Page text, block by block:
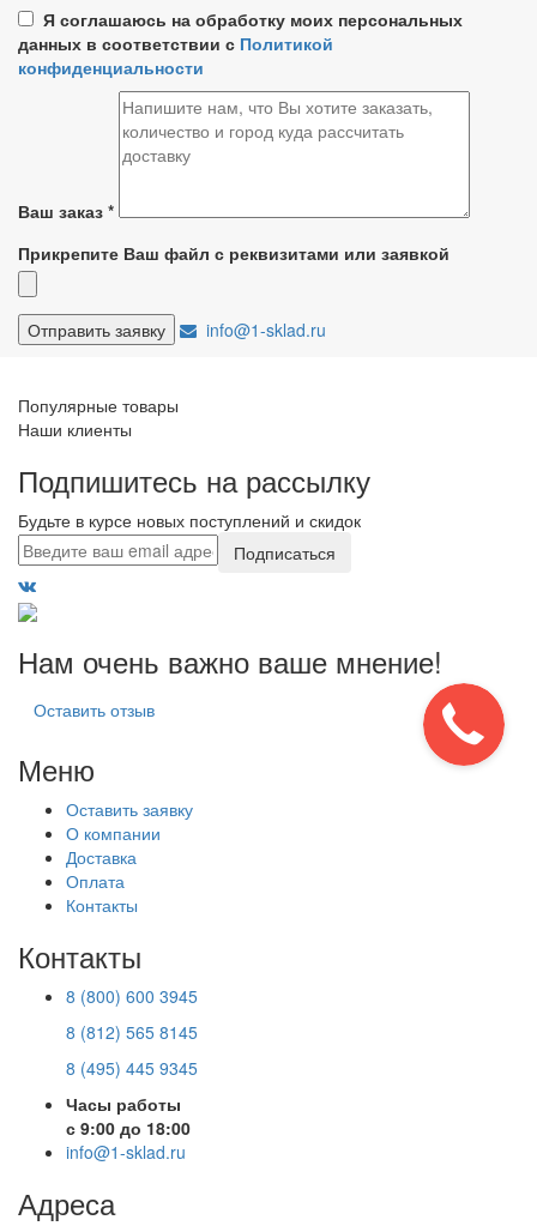
Я соглашаюсь на обработку моих персональных
данных в соответствии с Политикой
конфиденциальности
Ваш заказ *
Прикрепите Ваш файл с реквизитами или заявкой
info@1-sklad.ru
Популярные товары
Наши клиенты
Подпишитесь на рассылку
Будьте в курсе новых поступлений и скидок
Подписаться
Нам очень важно ваше мнение!
Оставить отзыв
Меню
Оставить заявку
О компании
Доставка
Оплата
Контакты
Контакты
8 (800) 600 3945
8 (812) 565 8145
8 (495) 445 9345
Часы работы
с 9:00 до 18:00
info@1-sklad.ru
Адреса